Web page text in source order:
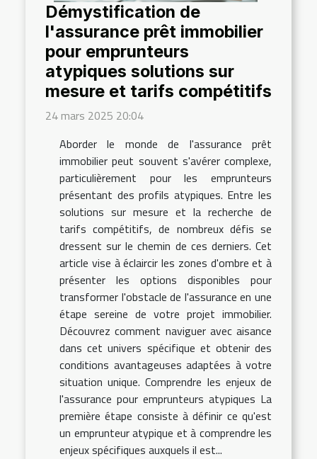
Démystification de
l'assurance prêt immobilier
pour emprunteurs
atypiques solutions sur
mesure et tarifs compétitifs
24 mars 2025 20:04
Aborder le monde de l'assurance prêt
immobilier peut souvent s'avérer complexe,
particulièrement pour les emprunteurs
présentant des profils atypiques. Entre les
solutions sur mesure et la recherche de
tarifs compétitifs, de nombreux défis se
dressent sur le chemin de ces derniers. Cet
article vise à éclaircir les zones d'ombre et à
présenter les options disponibles pour
transformer l'obstacle de l'assurance en une
étape sereine de votre projet immobilier.
Découvrez comment naviguer avec aisance
dans cet univers spécifique et obtenir des
conditions avantageuses adaptées à votre
situation unique. Comprendre les enjeux de
l'assurance pour emprunteurs atypiques La
première étape consiste à définir ce qu'est
un emprunteur atypique et à comprendre les
enjeux spécifiques auxquels il est...